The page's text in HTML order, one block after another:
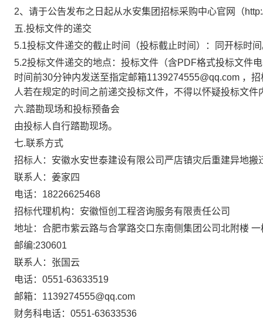
2、请于公告发布之日起从水安集团招标采购中心官网（
五.投标文件的递交
5.1投标文件递交的截止时间（投标截止时间）：同开标时
5.2投标文件递交的地点： 投标文件（含PDF格式投标文件
时间前30分钟内发送至指定邮箱1139274555@qq.com ，
人若在规定的时间之前递交投标文件，不得以怀疑投标文件
六.踏勘现场和投标预备会
由投标人自行踏勘现场。
七.联系方式
招标人： 安徽水安世泰建设有限公司严店镇灾后重建异地
联系人：姜家四
电话： 18226625468
招标代理机构：安徽恒创工程咨询服务有限责任公司
地址：合肥市紫云路与合掌路交口东南侧集团公司北附楼 一
邮编:230601
联系人： 张国云
电话： 0551-63633519
邮箱： 1139274555@qq.com
财务科电话： 0551-63633536